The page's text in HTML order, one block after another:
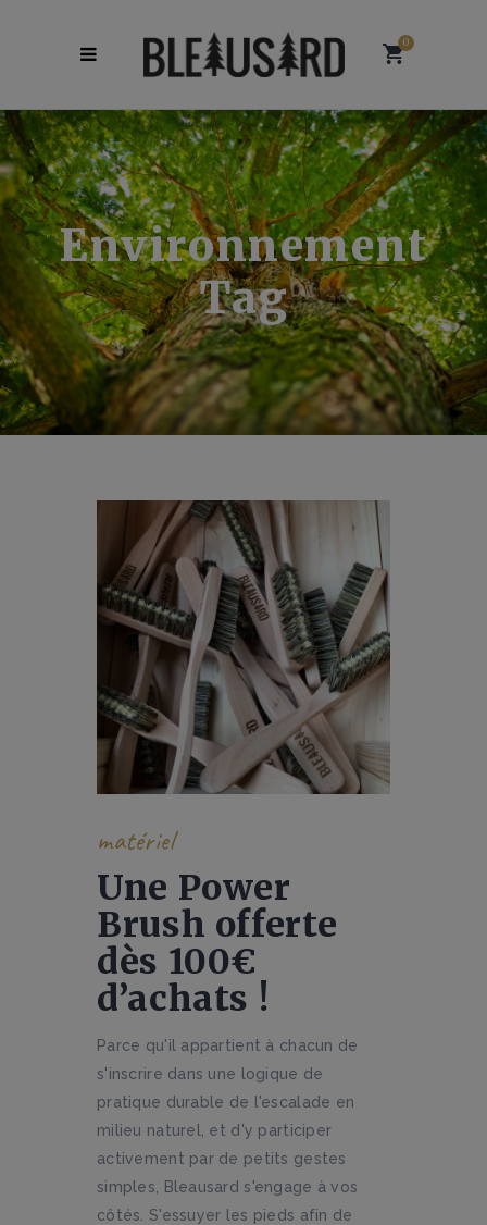
0
Environnement
Tag
matériel
Une Power
Brush offerte
dès 100€
d’achats !
Parce qu'il appartient à chacun de
s'inscrire dans une logique de
pratique durable de l'escalade en
milieu naturel, et d'y participer
activement par de petits gestes
simples, Bleausard s'engage à vos
côtés. S'essuyer les pieds afin de